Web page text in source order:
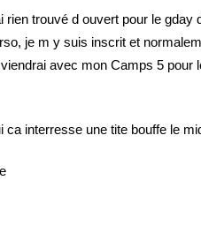
rien trouvé d ouvert pour le gday
je m y suis inscrit et
avec mon Camps 5 pour
ca interresse une tite bouffe le